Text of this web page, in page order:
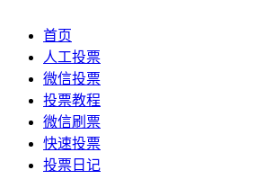
首页
人工投票
微信投票
投票教程
微信刷票
快速投票
投票日记